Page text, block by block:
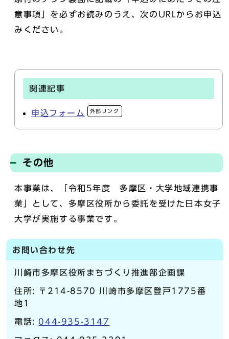
意事項」を必ずお読みのうえ、次のURLからお申込
みください。
関連記事
申込フォーム 外部リンク
その他
本事業は、「令和5年度 多摩区・大学地域連携事
業」として、多摩区役所から委託を受けた日本女子
大学が実施する事業です。
お問い合わせ先
川崎市多摩区役所まちづくり推進部企画課
住所: 〒214-8570 川崎市多摩区登戸1775番
地1
電話: 044-935-3147